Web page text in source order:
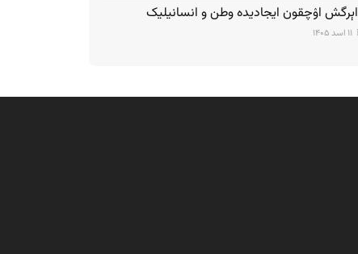
اېرگش اۉچقون ایجادیده وطن و انسانیلیک